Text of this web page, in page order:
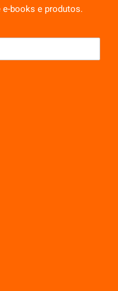
books e produtos.